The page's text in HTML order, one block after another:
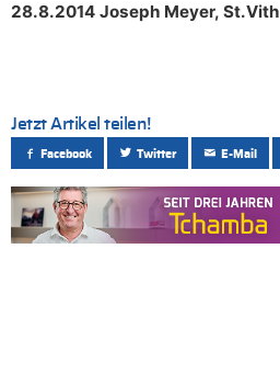
28.8.2014 Joseph Meyer, St.Vith
Jetzt Artikel teilen!
Facebook Twitter E-Mail